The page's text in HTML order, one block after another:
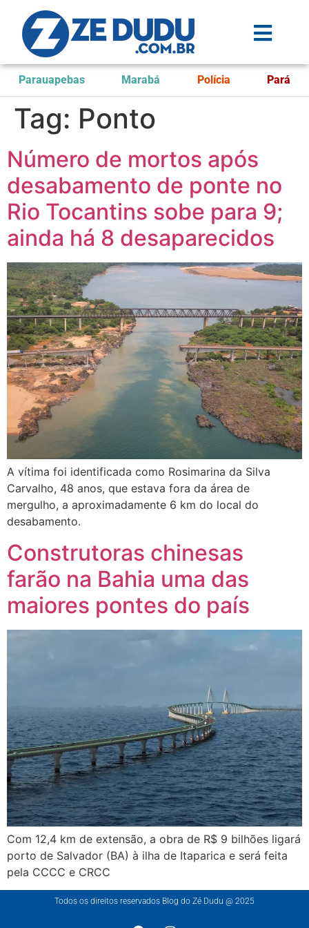
Parauapebas Marabá Polícia Pará
Tag: Ponto
Número de mortos após
desabamento de ponte no
Rio Tocantins sobe para 9;
ainda há 8 desaparecidos
A vítima foi identificada como Rosimarina da Silva
Carvalho, 48 anos, que estava fora da área de
mergulho, a aproximadamente 6 km do local do
desabamento.
Construtoras chinesas
farão na Bahia uma das
maiores pontes do país
Com 12,4 km de extensão, a obra de R$ 9 bilhões ligará
porto de Salvador (BA) à ilha de Itaparica e será feita
pela CCCC e CRCC
Todos os direitos reservados Blog do Zé Dudu @ 2025